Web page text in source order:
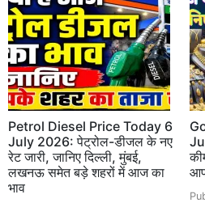
Petrol Diesel Price Today 6
July 2026: पेट्रोल-डीजल के नए
रेट जारी, जानिए दिल्ली, मुंबई,
लखनऊ समेत बड़े शहरों में आज का
भाव